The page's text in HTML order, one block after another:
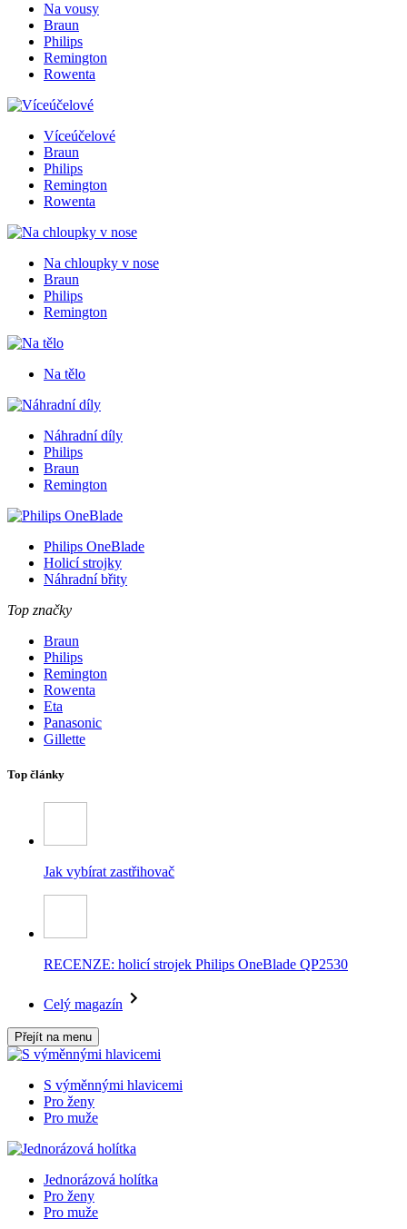
Na vousy
Braun
Philips
Remington
Rowenta
Víceúčelové
Braun
Philips
Remington
Rowenta
Na chloupky v nose
Braun
Philips
Remington
Na tělo
Náhradní díly
Philips
Braun
Remington
Philips OneBlade
Holicí strojky
Náhradní břity
Top značky
Braun
Philips
Remington
Rowenta
Eta
Panasonic
Gillette
Top články
Jak vybírat zastřihovač
RECENZE: holicí strojek Philips OneBlade QP2530
Celý magazín
Přejít na menu
S výměnnými hlavicemi
Pro ženy
Pro muže
Jednorázová holítka
Pro ženy
Pro muže